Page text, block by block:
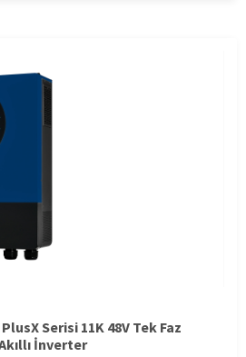
Serisi 11K 48V Tek Faz
İnverter